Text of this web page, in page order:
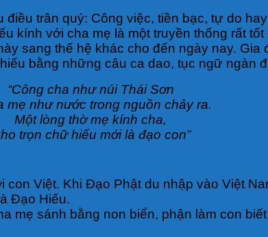
trân quý: Công việc, tiền bạc, tự do
kính với cha mẹ là một truyền thống rất
sang thế hệ khác cho đến ngày nay.
bằng những câu ca dao, tục ngữ ngàn
“Công cha như núi Thái Sơn
mẹ như nước trong nguồn chảy ra.
Một lòng thờ mẹ kính cha,
trọn chữ hiếu mới là đạo con”
Việt. Khi Đạo Phật du nhập vào Việt
Đạo Hiếu.
mẹ sánh bằng non biển, phận làm con